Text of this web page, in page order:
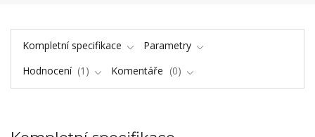
Kompletní specifikace
Parametry
Hodnocení
1 Komentáře 0